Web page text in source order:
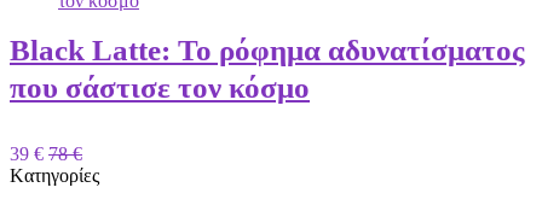
Black Latte: Το ρόφημα αδυνατίσματος
που σάστισε τον κόσμο
39 € 78 €
Kατηγορίες